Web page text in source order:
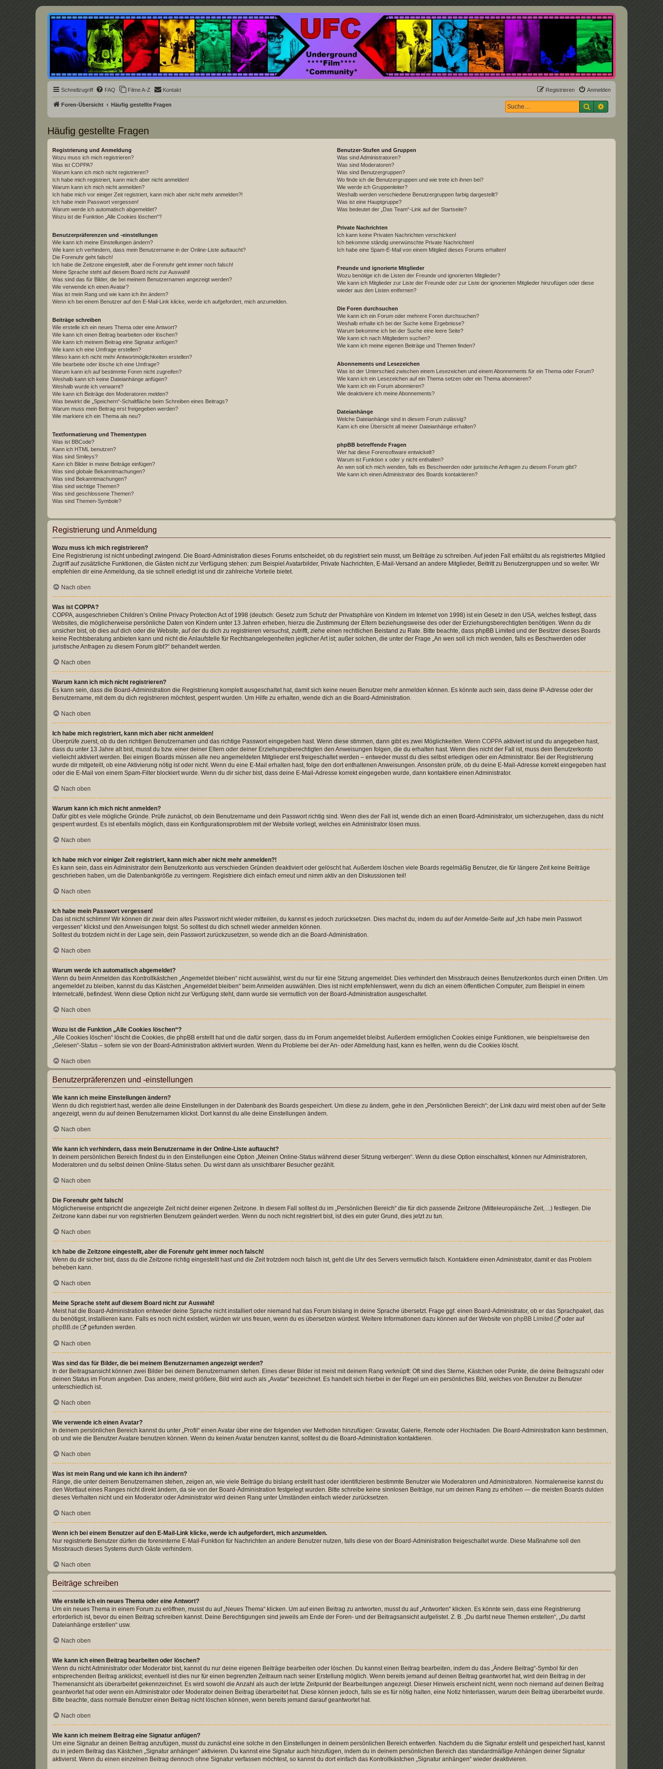
Underground Film Community
Die Underground Film Community ist ein deutschsprachiges Filmforum und ein Paradies für Cineasten und Filmsüchtige jenseits des Mainstreams.
Schnellzugriff FAQ Filme A-Z Kontakt Anmelden
Registrieren
Foren-Übersicht Häufig gestellte Fragen Suche
Häufig gestellte Fragen
Registrierung und Anmeldung
Wozu muss ich mich registrieren?
Was ist COPPA?
Warum kann ich mich nicht registrieren?
Ich habe mich registriert, kann mich aber nicht anmelden!
Warum kann ich mich nicht anmelden?
Ich habe mich vor einiger Zeit registriert, kann mich aber nicht mehr anmelden?!
Ich habe mein Passwort vergessen!
Warum werde ich automatisch abgemeldet?
Wozu ist die Funktion „Alle Cookies löschen“?
Benutzerpräferenzen und -einstellungen
Wie kann ich meine Einstellungen ändern?
Wie kann ich verhindern, dass mein Benutzername in der Online-Liste auftaucht?
Die Forenuhr geht falsch!
Ich habe die Zeitzone eingestellt, aber die Forenuhr geht immer noch falsch!
Meine Sprache steht auf diesem Board nicht zur Auswahl!
Was sind das für Bilder, die bei meinem Benutzernamen angezeigt werden?
Wie verwende ich einen Avatar?
Was ist mein Rang und wie kann ich ihn ändern?
Wenn ich bei einem Benutzer auf den E-Mail-Link klicke, werde ich aufgefordert, mich anzumelden.
Beiträge schreiben
Wie erstelle ich ein neues Thema oder eine Antwort?
Wie kann ich einen Beitrag bearbeiten oder löschen?
Wie kann ich meinem Beitrag eine Signatur anfügen?
Wie kann ich eine Umfrage erstellen?
Wieso kann ich nicht mehr Antwortmöglichkeiten erstellen?
Wie bearbeite oder lösche ich eine Umfrage?
Warum kann ich auf bestimmte Foren nicht zugreifen?
Weshalb kann ich keine Dateianhänge anfügen?
Weshalb wurde ich verwarnt?
Wie kann ich Beiträge den Moderatoren melden?
Was bewirkt die „Speichern“-Schaltfläche beim Schreiben eines Beitrags?
Warum muss mein Beitrag erst freigegeben werden?
Wie markiere ich ein Thema als neu?
Textformatierung und Thementypen
Was ist BBCode?
Kann ich HTML benutzen?
Was sind Smileys?
Kann ich Bilder in meine Beiträge einfügen?
Was sind globale Bekanntmachungen?
Was sind Bekanntmachungen?
Was sind wichtige Themen?
Was sind geschlossene Themen?
Was sind Themen-Symbole?
Benutzer-Stufen und Gruppen
Was sind Administratoren?
Was sind Moderatoren?
Was sind Benutzergruppen?
Wo finde ich die Benutzergruppen und wie trete ich ihnen bei?
Wie werde ich Gruppenleiter?
Weshalb werden verschiedene Benutzergruppen farbig dargestellt?
Was ist eine Hauptgruppe?
Was bedeutet der „Das Team“-Link auf der Startseite?
Private Nachrichten
Ich kann keine Privaten Nachrichten verschicken!
Ich bekomme ständig unerwünschte Private Nachrichten!
Ich habe eine Spam-E-Mail von einem Mitglied dieses Forums erhalten!
Freunde und ignorierte Mitglieder
Wozu benötige ich die Listen der Freunde und ignorierten Mitglieder?
Wie kann ich Mitglieder zur Liste der Freunde oder zur Liste der ignorierten Mitglieder hinzufügen oder diese
wieder aus den Listen entfernen?
Die Foren durchsuchen
Wie kann ich ein Forum oder mehrere Foren durchsuchen?
Weshalb erhalte ich bei der Suche keine Ergebnisse?
Warum bekomme ich bei der Suche eine leere Seite?
Wie kann ich nach Mitgliedern suchen?
Wie kann ich meine eigenen Beiträge und Themen finden?
Abonnements und Lesezeichen
Was ist der Unterschied zwischen einem Lesezeichen und einem Abonnements für ein Thema oder Forum?
Wie kann ich ein Lesezeichen auf ein Thema setzen oder ein Thema abonnieren?
Wie kann ich ein Forum abonnieren?
Wie deaktiviere ich meine Abonnements?
Dateianhänge
Welche Dateianhänge sind in diesem Forum zulässig?
Kann ich eine Übersicht all meiner Dateianhänge erhalten?
phpBB betreffende Fragen
Wer hat diese Forensoftware entwickelt?
Warum ist Funktion x oder y nicht enthalten?
An wen soll ich mich wenden, falls es Beschwerden oder juristische Anfragen zu diesem Forum gibt?
Wie kann ich einen Administrator des Boards kontaktieren?
Registrierung und Anmeldung
Wozu muss ich mich registrieren?
Eine Registrierung ist nicht unbedingt zwingend. Die Board-Administration dieses Forums entscheidet, ob du registriert sein musst, um Beiträge zu schreiben. Auf jeden Fall erhältst du als registriertes Mitglied
Zugriff auf zusätzliche Funktionen, die Gästen nicht zur Verfügung stehen: zum Beispiel Avatarbilder, Private Nachrichten, E-Mail-Versand an andere Mitglieder, Beitritt zu Benutzergruppen und so weiter. Wir
empfehlen dir eine Anmeldung, da sie schnell erledigt ist und dir zahlreiche Vorteile bietet.
Nach oben
Was ist COPPA?
COPPA, ausgeschrieben Children’s Online Privacy Protection Act of 1998 (deutsch: Gesetz zum Schutz der Privatsphäre von Kindern im Internet von 1998) ist ein Gesetz in den USA, welches festlegt, dass
Websites, die möglicherweise persönliche Daten von Kindern unter 13 Jahren erheben, hierzu die Zustimmung der Eltern beziehungsweise des oder der Erziehungsberechtigten benötigen. Wenn du dir
unsicher bist, ob dies auf dich oder die Website, auf der du dich zu registrieren versuchst, zutrifft, ziehe einen rechtlichen Beistand zu Rate. Bitte beachte, dass phpBB Limited und der Besitzer dieses Boards
keine Rechtsberatung anbieten kann und nicht die Anlaufstelle für Rechtsangelegenheiten jeglicher Art ist; außer solchen, die unter der Frage „An wen soll ich mich wenden, falls es Beschwerden oder
juristische Anfragen zu diesem Forum gibt?“ behandelt werden.
Nach oben
Warum kann ich mich nicht registrieren?
Es kann sein, dass die Board-Administration die Registrierung komplett ausgeschaltet hat, damit sich keine neuen Benutzer mehr anmelden können. Es könnte auch sein, dass deine IP-Adresse oder der
Benutzername, mit dem du dich registrieren möchtest, gesperrt wurden. Um Hilfe zu erhalten, wende dich an die Board-Administration.
Nach oben
Ich habe mich registriert, kann mich aber nicht anmelden!
Überprüfe zuerst, ob du den richtigen Benutzernamen und das richtige Passwort eingegeben hast. Wenn diese stimmen, dann gibt es zwei Möglichkeiten. Wenn COPPA aktiviert ist und du angegeben hast,
dass du unter 13 Jahre alt bist, musst du bzw. einer deiner Eltern oder deiner Erziehungsberechtigten den Anweisungen folgen, die du erhalten hast. Wenn dies nicht der Fall ist, muss dein Benutzerkonto
vielleicht aktiviert werden. Bei einigen Boards müssen alle neu angemeldeten Mitglieder erst freigeschaltet werden – entweder musst du dies selbst erledigen oder ein Administrator. Bei der Registrierung
wurde dir mitgeteilt, ob eine Aktivierung nötig ist oder nicht. Wenn du eine E-Mail erhalten hast, folge den dort enthaltenen Anweisungen. Ansonsten prüfe, ob du deine E-Mail-Adresse korrekt eingegeben hast
oder die E-Mail von einem Spam-Filter blockiert wurde. Wenn du dir sicher bist, dass deine E-Mail-Adresse korrekt eingegeben wurde, dann kontaktiere einen Administrator.
Nach oben
Warum kann ich mich nicht anmelden?
Dafür gibt es viele mögliche Gründe. Prüfe zunächst, ob dein Benutzername und dein Passwort richtig sind. Wenn dies der Fall ist, wende dich an einen Board-Administrator, um sicherzugehen, dass du nicht
gesperrt wurdest. Es ist ebenfalls möglich, dass ein Konfigurationsproblem mit der Website vorliegt, welches ein Administrator lösen muss.
Nach oben
Ich habe mich vor einiger Zeit registriert, kann mich aber nicht mehr anmelden?!
Es kann sein, dass ein Administrator dein Benutzerkonto aus verschieden Gründen deaktiviert oder gelöscht hat. Außerdem löschen viele Boards regelmäßig Benutzer, die für längere Zeit keine Beiträge
geschrieben haben, um die Datenbankgröße zu verringern. Registriere dich einfach erneut und nimm aktiv an den Diskussionen teil!
Nach oben
Ich habe mein Passwort vergessen!
Das ist nicht schlimm! Wir können dir zwar dein altes Passwort nicht wieder mitteilen, du kannst es jedoch zurücksetzen. Dies machst du, indem du auf der Anmelde-Seite auf „Ich habe mein Passwort
vergessen“ klickst und den Anweisungen folgst. So solltest du dich schnell wieder anmelden können.
Solltest du trotzdem nicht in der Lage sein, dein Passwort zurückzusetzen, so wende dich an die Board-Administration.
Nach oben
Warum werde ich automatisch abgemeldet?
Wenn du beim Anmelden das Kontrollkästchen „Angemeldet bleiben“ nicht auswählst, wirst du nur für eine Sitzung angemeldet. Dies verhindert den Missbrauch deines Benutzerkontos durch einen Dritten. Um
angemeldet zu bleiben, kannst du das Kästchen „Angemeldet bleiben“ beim Anmelden auswählen. Dies ist nicht empfehlenswert, wenn du dich an einem öffentlichen Computer, zum Beispiel in einem
Internetcafé, befindest. Wenn diese Option nicht zur Verfügung steht, dann wurde sie vermutlich von der Board-Administration ausgeschaltet.
Nach oben
Wozu ist die Funktion „Alle Cookies löschen“?
„Alle Cookies löschen“ löscht die Cookies, die phpBB erstellt hat und die dafür sorgen, dass du im Forum angemeldet bleibst. Außerdem ermöglichen Cookies einige Funktionen, wie beispielsweise den
„Gelesen“-Status – sofern sie von der Board-Administration aktiviert wurden. Wenn du Probleme bei der An- oder Abmeldung hast, kann es helfen, wenn du die Cookies löscht.
Nach oben
Benutzerpräferenzen und -einstellungen
Wie kann ich meine Einstellungen ändern?
Wenn du dich registriert hast, werden alle deine Einstellungen in der Datenbank des Boards gespeichert. Um diese zu ändern, gehe in den „Persönlichen Bereich“; der Link dazu wird meist oben auf der Seite
angezeigt, wenn du auf deinen Benutzernamen klickst. Dort kannst du alle deine Einstellungen ändern.
Nach oben
Wie kann ich verhindern, dass mein Benutzername in der Online-Liste auftaucht?
In deinem persönlichen Bereich findest du in den Einstellungen eine Option „Meinen Online-Status während dieser Sitzung verbergen“. Wenn du diese Option einschaltest, können nur Administratoren,
Moderatoren und du selbst deinen Online-Status sehen. Du wirst dann als unsichtbarer Besucher gezählt.
Nach oben
Die Forenuhr geht falsch!
Möglicherweise entspricht die angezeigte Zeit nicht deiner eigenen Zeitzone. In diesem Fall solltest du im „Persönlichen Bereich“ die für dich passende Zeitzone (Mitteleuropäische Zeit, ...) festlegen. Die
Zeitzone kann dabei nur von registrierten Benutzern geändert werden. Wenn du noch nicht registriert bist, ist dies ein guter Grund, dies jetzt zu tun.
Nach oben
Ich habe die Zeitzone eingestellt, aber die Forenuhr geht immer noch falsch!
Wenn du dir sicher bist, dass du die Zeitzone richtig eingestellt hast und die Zeit trotzdem noch falsch ist, geht die Uhr des Servers vermutlich falsch. Kontaktiere einen Administrator, damit er das Problem
beheben kann.
Nach oben
Meine Sprache steht auf diesem Board nicht zur Auswahl!
Meist hat die Board-Administration entweder deine Sprache nicht installiert oder niemand hat das Forum bislang in deine Sprache übersetzt. Frage ggf. einen Board-Administrator, ob er das Sprachpaket, das
du benötigst, installieren kann. Falls es noch nicht existiert, würden wir uns freuen, wenn du es übersetzen würdest. Weitere Informationen dazu können auf der Website von phpBB Limited
oder auf
phpBB.de
gefunden werden.
Nach oben
Was sind das für Bilder, die bei meinem Benutzernamen angezeigt werden?
In der Beitragsansicht können zwei Bilder bei deinem Benutzernamen stehen. Eines dieser Bilder ist meist mit deinem Rang verknüpft: Oft sind dies Sterne, Kästchen oder Punkte, die deine Beitragszahl oder
deinen Status im Forum angeben. Das andere, meist größere, Bild wird auch als „Avatar“ bezeichnet. Es handelt sich hierbei in der Regel um ein persönliches Bild, welches von Benutzer zu Benutzer
unterschiedlich ist.
Nach oben
Wie verwende ich einen Avatar?
In deinem persönlichen Bereich kannst du unter „Profil“ einen Avatar über eine der folgenden vier Methoden hinzufügen: Gravatar, Galerie, Remote oder Hochladen. Die Board-Administration kann bestimmen,
ob und wie die Benutzer Avatare benutzen können. Wenn du keinen Avatar benutzen kannst, solltest du die Board-Administration kontaktieren.
Nach oben
Was ist mein Rang und wie kann ich ihn ändern?
Ränge, die unter deinem Benutzernamen stehen, zeigen an, wie viele Beiträge du bislang erstellt hast oder identifizieren bestimmte Benutzer wie Moderatoren und Administratoren. Normalerweise kannst du
den Wortlaut eines Ranges nicht direkt ändern, da sie von der Board-Administration festgelegt wurden. Bitte schreibe keine sinnlosen Beiträge, nur um deinen Rang zu erhöhen — die meisten Boards dulden
dieses Verhalten nicht und ein Moderator oder Administrator wird deinen Rang unter Umständen einfach wieder zurücksetzen.
Nach oben
Wenn ich bei einem Benutzer auf den E-Mail-Link klicke, werde ich aufgefordert, mich anzumelden.
Nur registrierte Benutzer dürfen die foreninterne E-Mail-Funktion für Nachrichten an andere Benutzer nutzen, falls diese von der Board-Administration freigeschaltet wurde. Diese Maßnahme soll den
Missbrauch dieses Systems durch Gäste verhindern.
Nach oben
Beiträge schreiben
Wie erstelle ich ein neues Thema oder eine Antwort?
Um ein neues Thema in einem Forum zu eröffnen, musst du auf „Neues Thema“ klicken. Um auf einen Beitrag zu antworten, musst du auf „Antworten“ klicken. Es könnte sein, dass eine Registrierung
erforderlich ist, bevor du einen Beitrag schreiben kannst. Deine Berechtigungen sind jeweils am Ende der Foren- und der Beitragsansicht aufgelistet. Z. B. „Du darfst neue Themen erstellen“, „Du darfst
Dateianhänge erstellen“ usw.
Nach oben
Wie kann ich einen Beitrag bearbeiten oder löschen?
Wenn du nicht Administrator oder Moderator bist, kannst du nur deine eigenen Beiträge bearbeiten oder löschen. Du kannst einen Beitrag bearbeiten, indem du das „Ändere Beitrag“-Symbol für den
entsprechenden Beitrag anklickst; eventuell ist dies nur für einen begrenzten Zeitraum nach seiner Erstellung möglich. Wenn bereits jemand auf deinen Beitrag geantwortet hat, wird dein Beitrag in der
Themenansicht als überarbeitet gekennzeichnet. Es wird sowohl die Anzahl als auch der letzte Zeitpunkt der Bearbeitungen angezeigt. Dieser Hinweis erscheint nicht, wenn noch niemand auf deinen Beitrag
geantwortet hat oder wenn ein Administrator oder Moderator deinen Beitrag überarbeitet hat. Diese können jedoch, falls sie es für nötig halten, eine Notiz hinterlassen, warum dein Beitrag überarbeitet wurde.
Bitte beachte, dass normale Benutzer einen Beitrag nicht löschen können, wenn bereits jemand darauf geantwortet hat.
Nach oben
Wie kann ich meinem Beitrag eine Signatur anfügen?
Um eine Signatur an deinen Beitrag anzufügen, musst du zunächst eine solche in den Einstellungen in deinem persönlichen Bereich entwerfen. Nachdem du die Signatur erstellt und gespeichert hast, kannst
du in jedem Beitrag das Kästchen „Signatur anhängen“ aktivieren. Du kannst eine Signatur auch hinzufügen, indem du in deinem persönlichen Bereich das standardmäßige Anhängen deiner Signatur
aktivierst. Wenn du einen einzelnen Beitrag dennoch ohne Signatur verfassen möchtest, so kannst du dort einfach das Kontrollkästchen „Signatur anhängen“ wieder deaktivieren.